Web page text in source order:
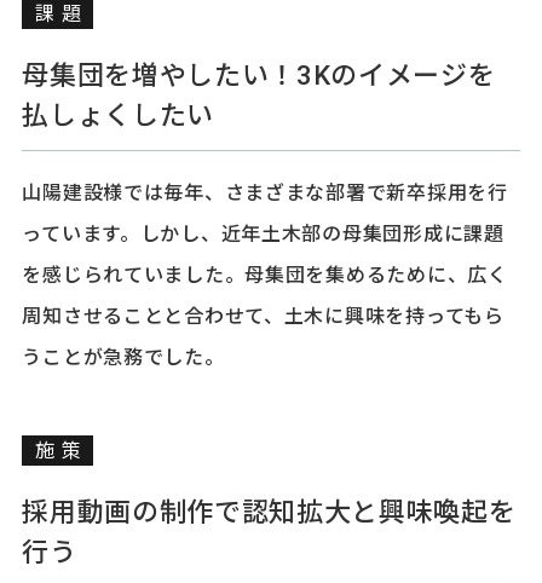
課題
母集団を増やしたい！3Kのイメージを
払しょくしたい
山陽建設様では毎年、さまざまな部署で新卒採用を行
っています。しかし、近年土木部の母集団形成に課題
を感じられていました。母集団を集めるために、広く
周知させることと合わせて、土木に興味を持ってもら
うことが急務でした。
施策
採用動画の制作で認知拡大と興味喚起を
行う